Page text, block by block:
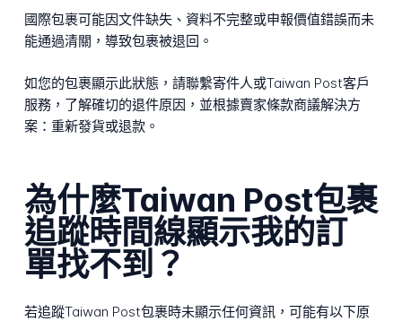
國際包裹可能因文件缺失、資料不完整或申報價值錯誤而未
能通過清關，導致包裹被退回。
如您的包裹顯示此狀態，請聯繫寄件人或Taiwan Post客戶
服務，了解確切的退件原因，並根據賣家條款商議解決方
案：重新發貨或退款。
為什麼Taiwan Post包裹
追蹤時間線顯示我的訂
單找不到？
若追蹤Taiwan Post包裹時未顯示任何資訊，可能有以下原